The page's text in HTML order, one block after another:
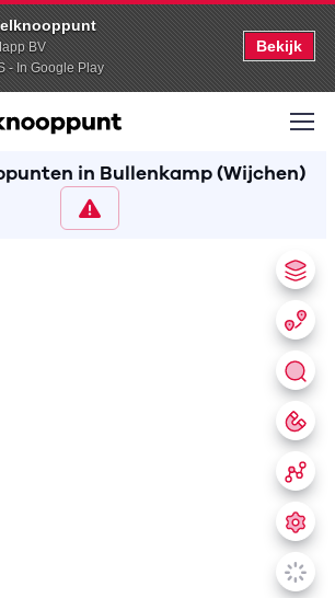
BV
- In Google Play
Bekijk
in Bullenkamp (Wijchen)